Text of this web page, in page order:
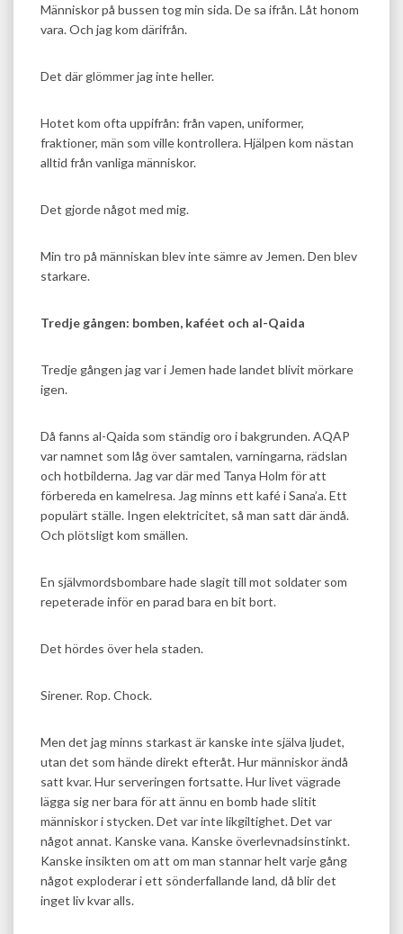
Människor på bussen tog min sida. De sa ifrån. Låt honom
vara. Och jag kom därifrån.
Det där glömmer jag inte heller.
Hotet kom ofta uppifrån: från vapen, uniformer,
fraktioner, män som ville kontrollera. Hjälpen kom nästan
alltid från vanliga människor.
Det gjorde något med mig.
Min tro på människan blev inte sämre av Jemen. Den blev
starkare.
Tredje gången: bomben, kaféet och al-Qaida
Tredje gången jag var i Jemen hade landet blivit mörkare
igen.
Då fanns al-Qaida som ständig oro i bakgrunden. AQAP
var namnet som låg över samtalen, varningarna, rädslan
och hotbilderna. Jag var där med Tanya Holm för att
förbereda en kamelresa. Jag minns ett kafé i Sana’a. Ett
populärt ställe. Ingen elektricitet, så man satt där ändå.
Och plötsligt kom smällen.
En självmordsbombare hade slagit till mot soldater som
repeterade inför en parad bara en bit bort.
Det hördes över hela staden.
Sirener. Rop. Chock.
Men det jag minns starkast är kanske inte själva ljudet,
utan det som hände direkt efteråt. Hur människor ändå
satt kvar. Hur serveringen fortsatte. Hur livet vägrade
lägga sig ner bara för att ännu en bomb hade slitit
människor i stycken. Det var inte likgiltighet. Det var
något annat. Kanske vana. Kanske överlevnadsinstinkt.
Kanske insikten om att om man stannar helt varje gång
något exploderar i ett sönderfallande land, då blir det
inget liv kvar alls.